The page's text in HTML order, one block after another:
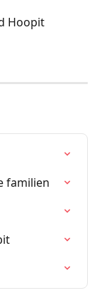
Hoopit
familien